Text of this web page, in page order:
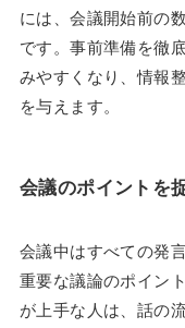
には、会議開始前の
です。事前準備を徹
みやすくなり、情報
を与えます。
会議のポイントを
会議中はすべての発
重要な議論のポイン
が上手な人は、話の